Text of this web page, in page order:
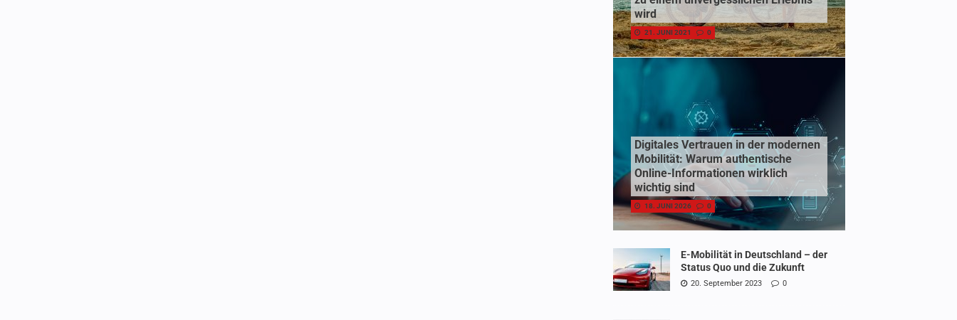
wird
21. JUNI 2021 0
Digitales Vertrauen in der modernen
Mobilität: Warum authentische
Online-Informationen wirklich
wichtig sind
18. JUNI 2026 0
E-Mobilität in Deutschland – der
Status Quo und die Zukunft
20. September 2023 0